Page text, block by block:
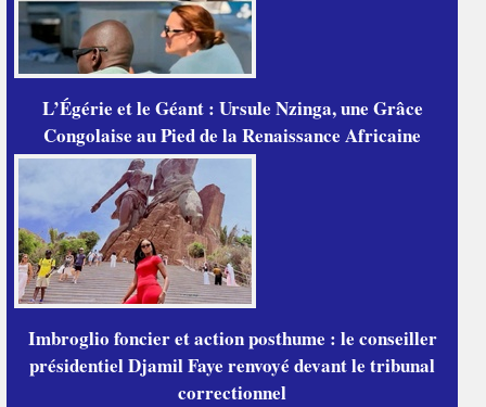
L’Égérie et le Géant : Ursule Nzinga, une Grâce
Congolaise au Pied de la Renaissance Africaine
Imbroglio foncier et action posthume : le conseiller
présidentiel Djamil Faye renvoyé devant le tribunal
correctionnel